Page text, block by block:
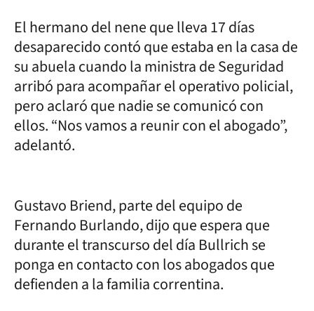
El hermano del nene que lleva 17 días
desaparecido contó que estaba en la casa de
su abuela cuando la ministra de Seguridad
arribó para acompañar el operativo policial,
pero aclaró que nadie se comunicó con
ellos. “Nos vamos a reunir con el abogado”,
adelantó.
Gustavo Briend, parte del equipo de
Fernando Burlando, dijo que espera que
durante el transcurso del día Bullrich se
ponga en contacto con los abogados que
defienden a la familia correntina.